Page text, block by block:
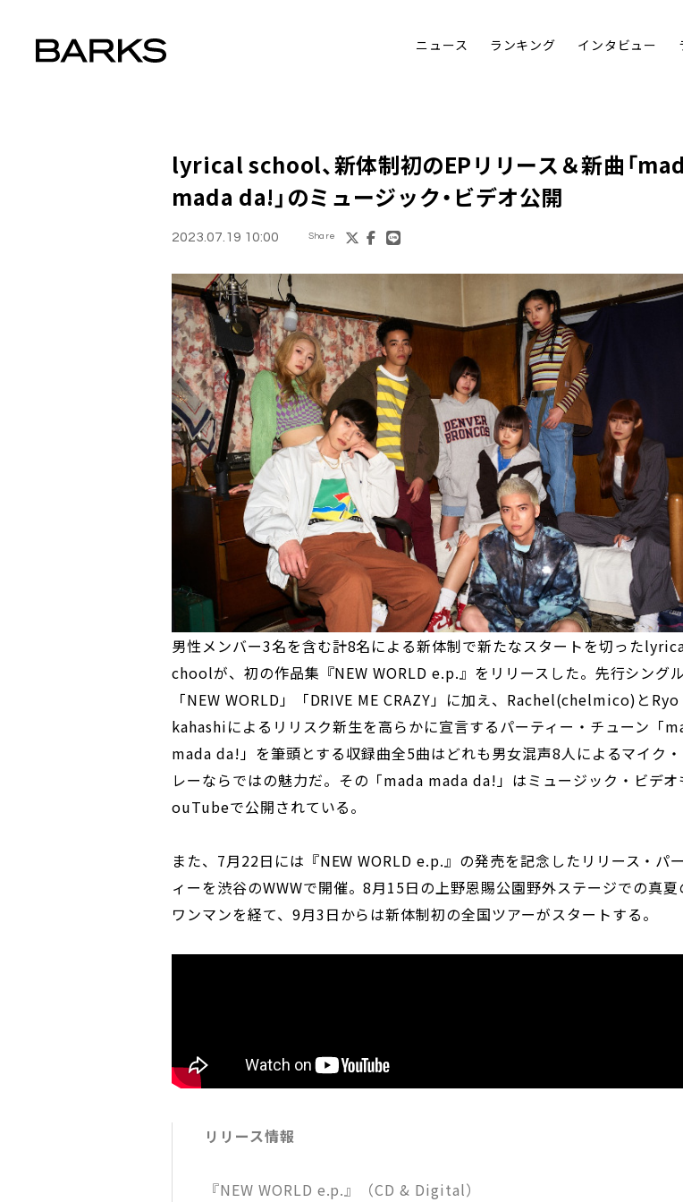
ニュース ランキング インタビュー
lyrical school、新体制初のEPリリース＆新曲「
mada da!」のミュージック・ビデオ公開
2023.07.19 10:00 Share
男性メンバー3名を含む計8名による新体制で新たなスタートを切った
choolが、初の作品集『NEW WORLD e.p.』をリリースした。先行シング
「NEW WORLD」「DRIVE ME CRAZY」に加え、Rachel(chelmico)と
kahashiによるリリスク新生を高らかに宣言するパーティー・チューン「
mada da!」を筆頭とする収録曲全5曲はどれも男女混声8人によるマイク・
レーならではの魅力だ。その「mada mada da!」はミュージック・ビデオ
ouTubeで公開されている。
また、7月22日には『NEW WORLD e.p.』の発売を記念したリリース・パ
ィーを渋谷のWWWで開催。8月15日の上野恩賜公園野外ステージでの真夏
ワンマンを経て、9月3日からは新体制初の全国ツアーがスタートする。
リリース情報
『NEW WORLD e.p.』（CD & Digital）